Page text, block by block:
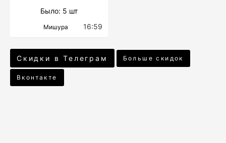
Было: 5 шт
Мишура 16:59
Скидки в Телеграм Больше скидок
Вконтакте